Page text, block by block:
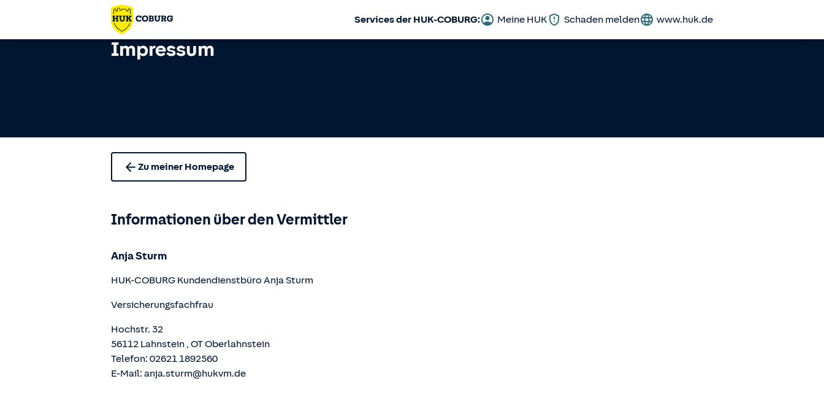
Services der HUK-COBURG: Meine HUK Schaden melden www.huk.de
Impressum
Zu meiner Homepage
Informationen über den Vermittler
Anja Sturm
HUK-COBURG Kundendienstbüro Anja Sturm
Versicherungsfachfrau
Hochstr. 32
56112 Lahnstein , OTOberlahnstein
Telefon: 02621 1892560
E-Mail: anja.sturm@hukvm.de